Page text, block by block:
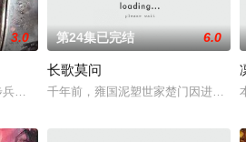
3.0
学院联合举办的小型军事演习中，郭子剑因
第24集已完结 6.0
长歌莫问
千年前，雍国泥塑世家楚门因进贡的